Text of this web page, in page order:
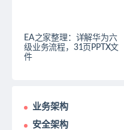
EA之家整理：详解华为六
级业务流程，31页PPTX文
件
业务架构
安全架构